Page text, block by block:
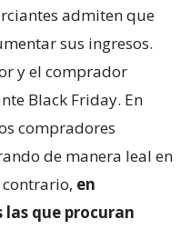
admiten que
sus ingresos.
y el comprador
Black Friday. En
compradores
de manera leal en
en
que procuran